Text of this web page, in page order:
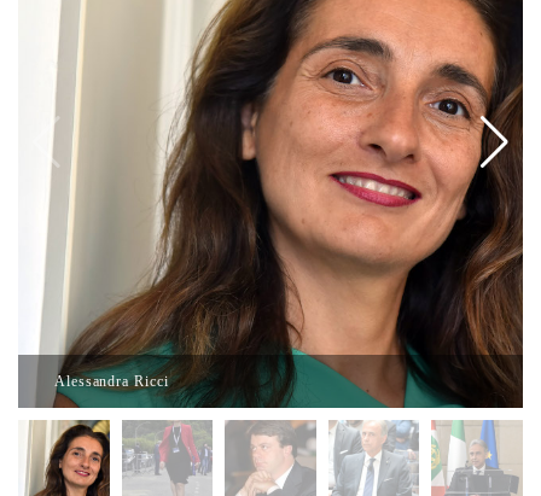
Alessandra Ricci